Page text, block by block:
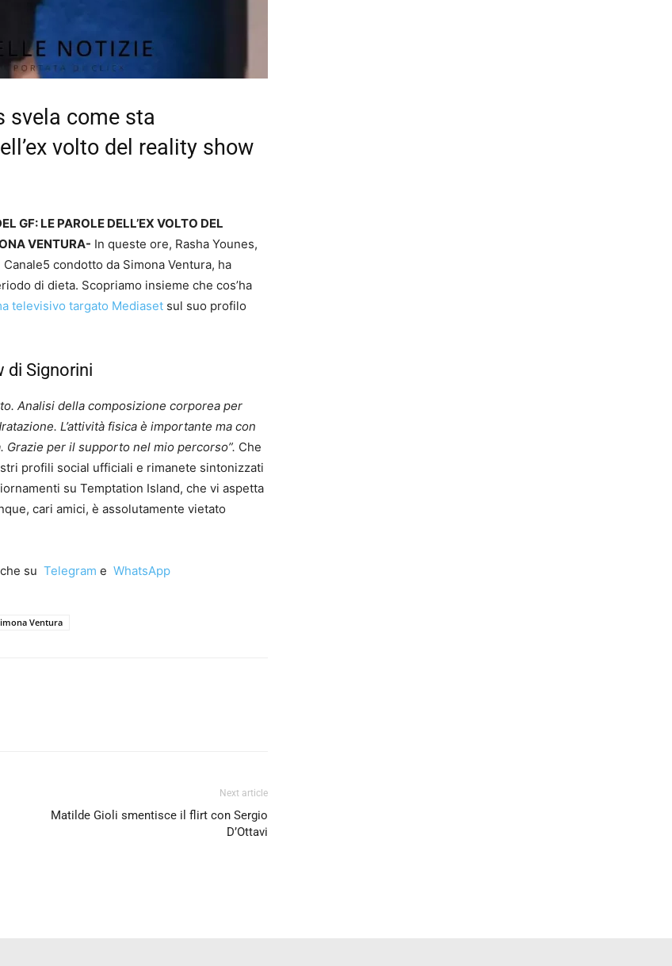
svela come sta
volto del reality show
GF: LE PAROLE DELL’EX VOLTO DEL
VENTURA- In queste ore, Rasha Younes,
condotto da Simona Ventura, ha
di dieta. Scopriamo insieme che cos’ha
televisivo targato Mediaset sul suo profilo
di Signorini
Analisi della composizione corporea per
L’attività fisica è importante ma con
per il supporto nel mio percorso”. Che
profili social ufficiali e rimanete sintonizzati
su Temptation Island, che vi aspetta
cari amici, è assolutamente vietato
su Telegram e WhatsApp
Ventura
Next article
Matilde Gioli smentisce il flirt con Sergio
D’Ottavi